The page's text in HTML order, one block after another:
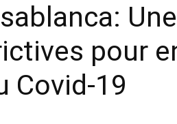
pour
Covid-19